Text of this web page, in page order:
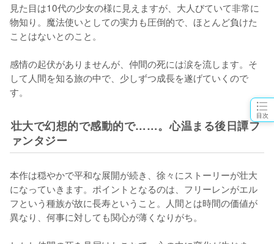
目次
見た目は10代の少女の様に見えますが、大人びていて非常に
物知り。魔法使いとしての実力も圧倒的で、ほとんど負けた
ことはないとのこと。
感情の起伏がありませんが、仲間の死には涙を流します。そ
して人間を知る旅の中で、少しずつ成長を遂げていくので
す。
壮大で幻想的で感動的で……。心温まる後日譚フ
ァンタジー
本作は穏やかで平和な展開が続き、徐々にストーリーが壮大
になっていきます。ポイントとなるのは、フリーレンがエル
フという種族が故に長寿ということ。人間とは時間の価値が
異なり、何事に対しても関心が薄くなりがち。